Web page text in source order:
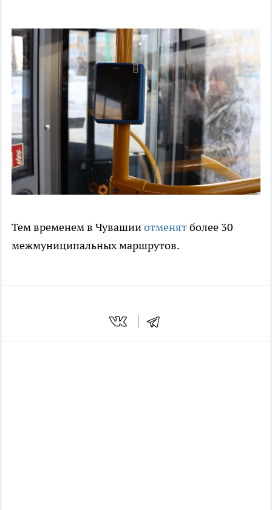
Тем временем в Чувашииотменятболее 30
межмуниципальных маршрутов.